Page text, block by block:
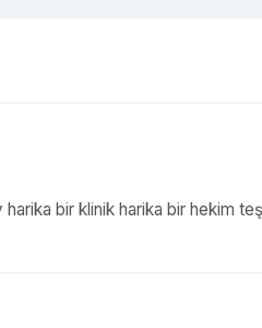
bir klinik harika bir hekim